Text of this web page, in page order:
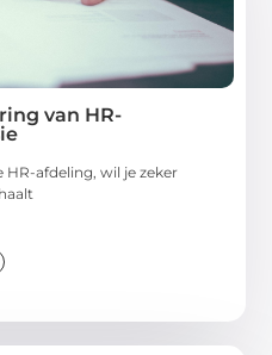
van HR-
HR-afdeling, wil je zeker